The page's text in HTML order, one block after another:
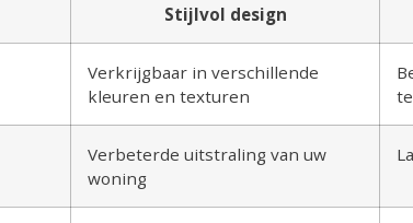
Stijlvol design
Verkrijgbaar in verschillende
kleuren en texturen
Verbeterde uitstraling van uw
woning